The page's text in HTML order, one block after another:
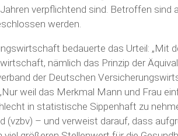
verpflichtend sind. Betroffen sind
werden.
bedauerte das Urteil: „Mit
nämlich das Prinzip der
der Deutschen
weil das Merkmal Mann und Frau
in statistische Sippenhaft zu
(vzbv) – und verweist darauf, dass